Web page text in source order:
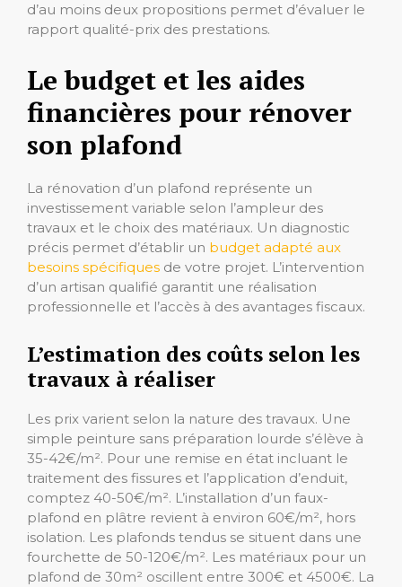
d’au moins deux propositions permet d’évaluer le
rapport qualité-prix des prestations.
Le budget et les aides
financières pour rénover
son plafond
La rénovation d’un plafond représente un
investissement variable selon l’ampleur des
travaux et le choix des matériaux. Un diagnostic
précis permet d’établir un budget adapté aux
besoins spécifiques de votre projet. L’intervention
d’un artisan qualifié garantit une réalisation
professionnelle et l’accès à des avantages fiscaux.
L’estimation des coûts selon les
travaux à réaliser
Les prix varient selon la nature des travaux. Une
simple peinture sans préparation lourde s’élève à
35-42€/m². Pour une remise en état incluant le
traitement des fissures et l’application d’enduit,
comptez 40-50€/m². L’installation d’un faux-
plafond en plâtre revient à environ 60€/m², hors
isolation. Les plafonds tendus se situent dans une
fourchette de 50-120€/m². Les matériaux pour un
plafond de 30m² oscillent entre 300€ et 4500€. La